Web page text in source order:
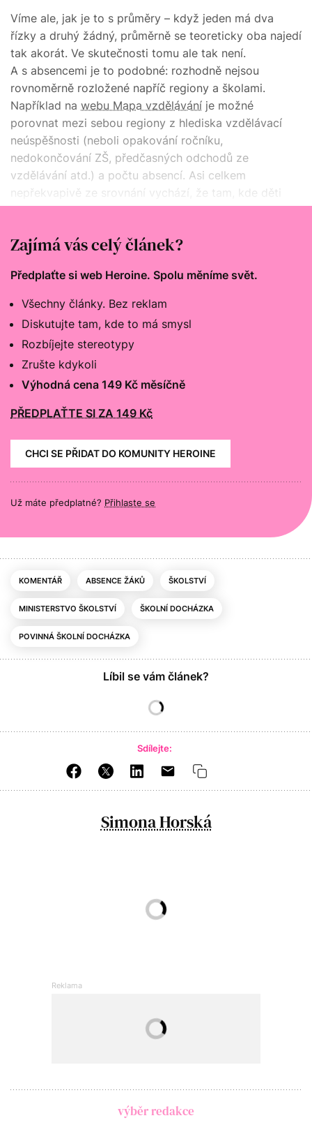
Víme ale, jak je to s průměry – když jeden má dva
řízky a druhý žádný, průměrně se teoreticky oba najedí
tak akorát. Ve skutečnosti tomu ale tak není.
A s absencemi je to podobné: rozhodně nejsou
rovnoměrně rozložené napříč regiony a školami.
Například na webu Mapa vzdělávání je možné
porovnat mezi sebou regiony z hlediska vzdělávací
neúspěšnosti (neboli opakování ročníku,
nedokončování ZŠ, předčasných odchodů ze
vzdělávání atd.) a počtu absencí. Asi celkem
nepřekvapivě ze srovnání vychází, že tam, kde děti
zameškají nejvíc hodin, je vzdělávací neúspěšnost
Zajímá vás celý článek?
Předplaťte si web Heroine. Spolu měníme svět.
Všechny články. Bez reklam
Diskutujte tam, kde to má smysl
Rozbíjejte stereotypy
Zrušte kdykoli
Výhodná cena 149 Kč měsíčně
PŘEDPLAŤTE SI ZA 149 Kč
CHCI SE PŘIDAT DO KOMUNITY HEROINE
Už máte předplatné? Přihlaste se
KOMENTÁŘ ABSENCE ŽÁKŮ ŠKOLSTVÍ
MINISTERSTVO ŠKOLSTVÍ ŠKOLNÍ DOCHÁZKA
POVINNÁ ŠKOLNÍ DOCHÁZKA
Líbil se vám článek?
Sdílejte:
Simona Horská
výběr redakce